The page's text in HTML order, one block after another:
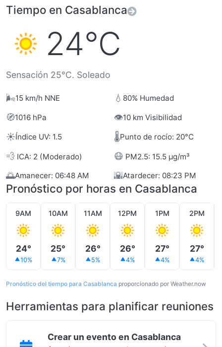
Tiempo en Casablanca
24°C
Sensación 25°C. Soleado
🌬️15 km/h NNE 💧 80% Humedad
🧭1016 hPa 👁️10 km Visibilidad
☀️Índice UV: 1.5 🌡️Punto de rocío: 20°C
💨 ICA: 2 (Moderado) 😷 PM2.5: 15.5 µg/m³
🌅Amanecer: 06:48 AM 🌇Atardecer: 08:23 PM
Pronóstico por horas en Casablanca
9AM
24°
10%
10AM
25°
7%
11AM
26°
5%
12PM
26°
4%
1PM
27°
4%
2PM
27°
4%
Pronóstico del tiempo para Casablanca proporcionado por Weather.now
Herramientas para planificar reuniones
Crear un evento en Casablanca